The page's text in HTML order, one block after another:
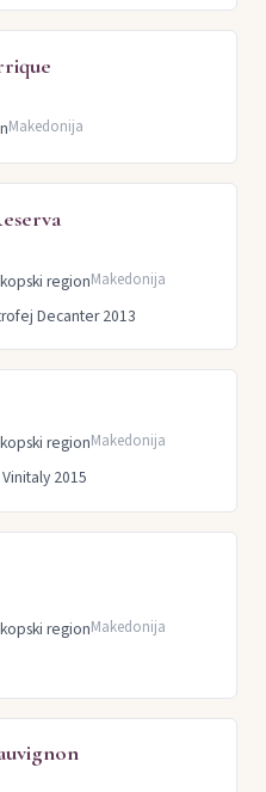
Makedonija
regionMakedonija
Decanter 2013
regionMakedonija
2015
regionMakedonija